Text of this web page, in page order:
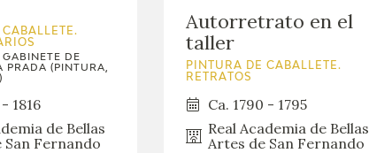
DE
PRADA (PINTURA,
1816
de Bellas
San Fernando
Autorretrato en el
taller
PINTURA DE CABALLETE.
RETRATOS
Ca. 1790 - 1795
Real Academia de Bellas
Artes de San Fernando